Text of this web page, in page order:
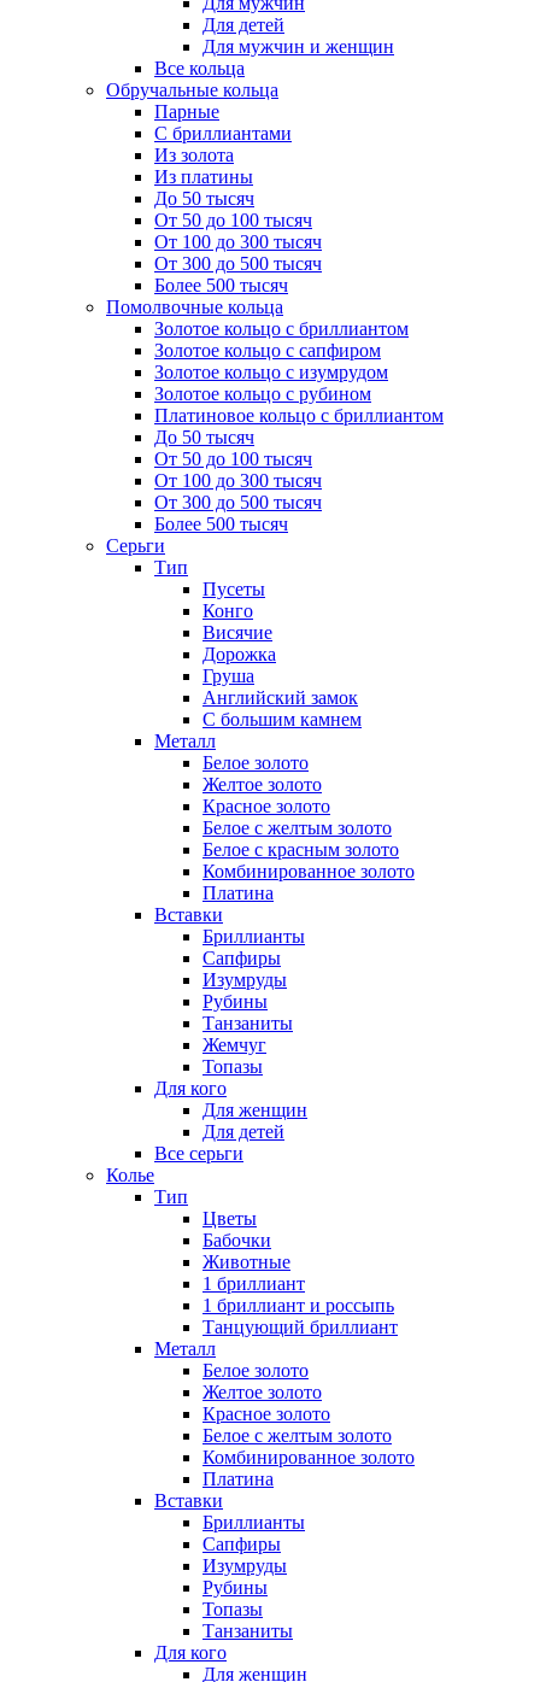
Для детей
Для мужчин и женщин
Все кольца
Обручальные кольца
Парные
С бриллиантами
Из золота
Из платины
До 50 тысяч
От 50 до 100 тысяч
От 100 до 300 тысяч
От 300 до 500 тысяч
Более 500 тысяч
Помолвочные кольца
Золотое кольцо с бриллиантом
Золотое кольцо с сапфиром
Золотое кольцо с изумрудом
Золотое кольцо с рубином
Платиновое кольцо с бриллиантом
До 50 тысяч
От 50 до 100 тысяч
От 100 до 300 тысяч
От 300 до 500 тысяч
Более 500 тысяч
Серьги
Тип
Пусеты
Конго
Висячие
Дорожка
Груша
Английский замок
С большим камнем
Металл
Белое золото
Желтое золото
Красное золото
Белое с желтым золото
Белое с красным золото
Комбинированное золото
Платина
Вставки
Бриллианты
Сапфиры
Изумруды
Рубины
Танзаниты
Жемчуг
Топазы
Для кого
Для женщин
Для детей
Все серьги
Колье
Тип
Цветы
Бабочки
Животные
1 бриллиант
1 бриллиант и россыпь
Танцующий бриллиант
Металл
Белое золото
Желтое золото
Красное золото
Белое с желтым золото
Комбинированное золото
Платина
Вставки
Бриллианты
Сапфиры
Изумруды
Рубины
Топазы
Танзаниты
Для кого
Для женщин